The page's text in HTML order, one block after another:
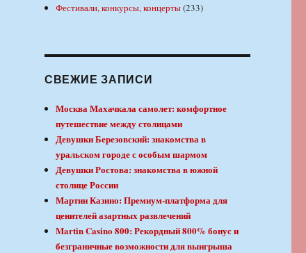
Фестивали, конкурсы, концерты(233)
СВЕЖИЕ ЗАПИСИ
Москва Махачкала самолет: комфортное
путешествие между столицами
Девушки Березовский: знакомства в
уральском городе с особым шармом
Девушки Ростова: знакомства в южной
столице России
Мартин Казино: Премиум-платформа для
ценителей азартных развлечений
Martin Casino 800: Рекордный 800% бонус и
безграничные возможности для выигрыша